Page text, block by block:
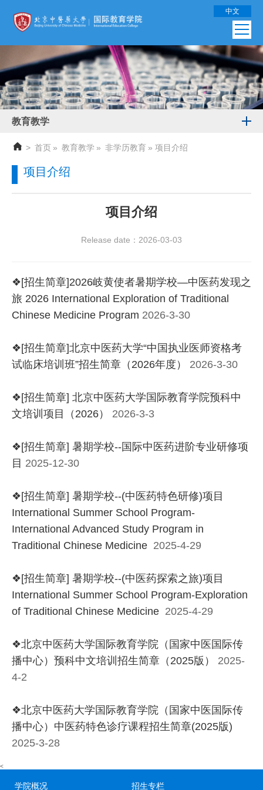
中文
教育教学
> 首页 » 教育教学 » 非学历教育 » 项目介绍
项目介绍
项目介绍
Release date：2026-03-03
❖[招生简章]2026岐黄使者暑期学校—中医药发现之
旅 2026 International Exploration of Traditional
Chinese Medicine Program 2026-3-30
❖[招生简章]北京中医药大学“中国执业医师资格考
试临床培训班”招生简章（2026年度）
2026-3-30
❖[招生简章] 北京中医药大学国际教育学院预科中
文培训项目（2026）
2026-3-3
❖[招生简章] 暑期学校--国际中医药进阶专业研修项
目 2025-12-30
❖[招生简章] 暑期学校--(中医药特色研修)项目
International Summer School Program-
International Advanced Study Program in
Traditional Chinese Medicine 2025-4-29
❖[招生简章] 暑期学校--(中医药探索之旅)项目
International Summer School Program-Exploration
of Traditional Chinese Medicine 2025-4-29
❖北京中医药大学国际教育学院（国家中医国际传
播中心）预科中文培训招生简章（2025版）
2025-
4-2
❖北京中医药大学国际教育学院（国家中医国际传
播中心）中医药特色诊疗课程招生简章(2025版)
2025-3-28
<
学院概况 招生专栏